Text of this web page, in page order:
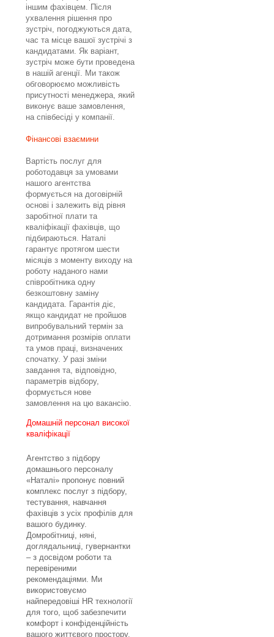
іншим фахівцем. Після
ухвалення рішення про
зустріч, погоджуються дата,
час та місце вашої зустрічі з
кандидатами. Як варіант,
зустріч може бути проведена
в нашій агенції. Ми також
обговорюємо можливість
присутності менеджера, який
виконує ваше замовлення,
на співбесіді у компанії.
Фінансові взаємини
Вартість послуг для
роботодавця за умовами
нашого агентства
формується на договірній
основі і залежить від рівня
заробітної плати та
кваліфікації фахівців, що
підбираються. Наталі
гарантує протягом шести
місяців з моменту виходу на
роботу наданого нами
співробітника одну
безкоштовну заміну
кандидата. Гарантія діє,
якщо кандидат не пройшов
випробувальний термін за
дотримання розмірів оплати
та умов праці, визначених
спочатку. У разі зміни
завдання та, відповідно,
параметрів відбору,
формується нове
замовлення на цю вакансію.
Домашній персонал високої
кваліфікації
Агентство з підбору
домашнього персоналу
«Наталі» пропонує повний
комплекс послуг з підбору,
тестування, навчання
фахівців з усіх профілів для
вашого будинку.
Домробітниці, няні,
доглядальниці, гувернантки
– з досвідом роботи та
перевіреними
рекомендаціями. Ми
використовуємо
найпередовіші HR технології
для того, щоб забезпечити
комфорт і конфіденційність
вашого життєвого простору.